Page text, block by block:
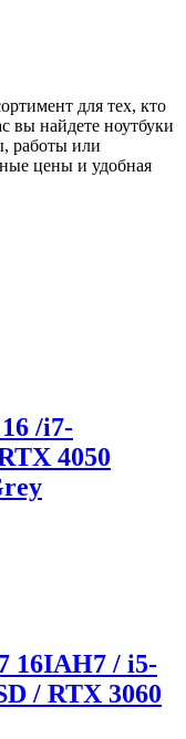
для тех, кто
вы найдете ноутбуки
работы или
цены и удобная
/i7-
4050
16IAH7 / i5-
/ RTX 3060